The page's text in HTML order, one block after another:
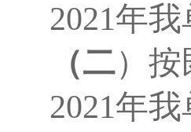
2021年
（二）
2021年